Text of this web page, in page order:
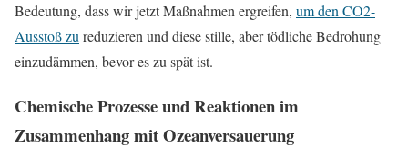
Bedeutung, dass wir jetzt Maßnahmen ergreifen, um den CO2-
Ausstoß zureduzieren und diese stille, aber tödliche Bedrohung
einzudämmen, bevor es zu spät ist.
Chemische Prozesse und Reaktionen im
Zusammenhang mit Ozeanversauerung